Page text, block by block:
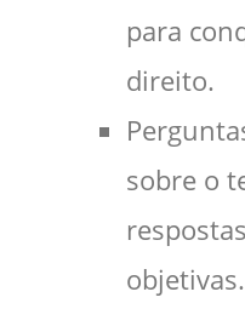
para
direito.
sobre o
objetivas.